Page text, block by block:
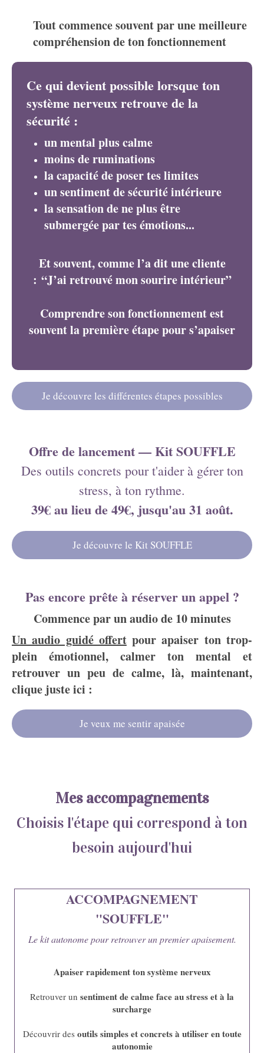
Tout commence souvent par une meilleure
compréhension de ton fonctionnement
Ce qui devient possible lorsque ton
système nerveux retrouve de la
sécurité :
un mental plus calme
moins de ruminations
la capacité de poser tes limites
un sentiment de sécurité intérieure
la sensation de ne plus être
submergée par tes émotions...
Et souvent, comme l’a dit une cliente
: “J’ai retrouvé mon sourire intérieur”
Comprendre son fonctionnement est
souvent la première étape pour s’apaiser
Je découvre les différentes étapes possibles
Offre de lancement — Kit SOUFFLE
Des outils concrets pour t'aider à gérer ton
stress, à ton rythme.
39€ au lieu de 49€, jusqu'au 31 août.
Je découvre le Kit SOUFFLE
Pas encore prête à réserver un appel ?
Commence par un audio de 10 minutes
Un audio guidé offertpour apaiser ton trop-
plein émotionnel, calmer ton mental et
retrouver un peu de calme, là, maintenant,
clique juste ici :
Je veux me sentir apaisée
Mes accompagnements
Choisis l'étape qui correspond à ton
besoin aujourd'hui
ACCOMPAGNEMENT
"SOUFFLE"
Le kit autonome pour retrouver un premier apaisement.
Apaiser rapidement ton système nerveux
Retrouver un sentiment de calme face au stress et à la
surcharge
Découvrir des outils simples et concrets à utiliser en toute
autonomie